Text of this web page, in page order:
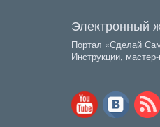
Электронный
Портал «Сделай
Инструкции,